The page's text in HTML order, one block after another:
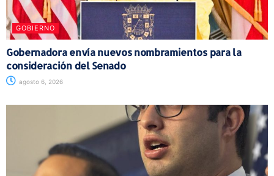
GOBIERNO
Gobernadora envía nuevos nombramientos para la
consideración del Senado
agosto 6, 2026